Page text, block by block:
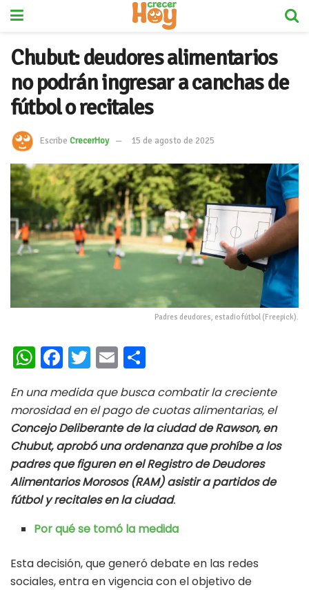
Chubut: deudores alimentarios
no podrán ingresar a canchas de
fútbol o recitales
Escribe CrecerHoy 15 de agosto de 2025
Padres deudores, estadio fútbol (Freepick).
W
at
s
A
p
p
Fa
b
oo
k
T
tt
er
E
ai
l
m
p
ar
ti
r
En una medida que busca combatir la creciente
morosidad en el pago de cuotas alimentarias, el
Concejo Deliberante de la ciudad de Rawson, en
Chubut, aprobó una ordenanza que prohíbe a los
padres que figuren en el Registro de Deudores
Alimentarios Morosos (RAM) asistir a partidos de
fútbol y recitales en la ciudad.
Por qué se tomó la medida
Esta decisión, que generó debate en las redes
sociales, entra en vigencia con el objetivo de